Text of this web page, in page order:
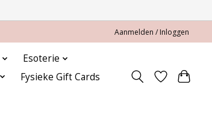
Aanmelden / Inloggen
Esoterie
Fysieke Gift Cards